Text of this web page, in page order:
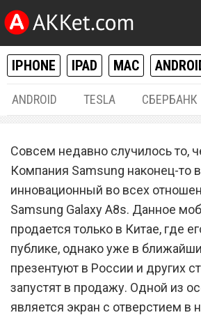
IPHONE IPAD MAC
ANDROID TESLA СБЕРБАНК
Samsung Galaxy
отверстием в
в продажу в
странах
Совсем недавно случилось то,
Компания Samsung наконец-то
инновационный во всех
Samsung Galaxy A8s. Данное
продается только в Китае, где
публике, однако уже в
презентуют в России и других
запустят в продажу. Одной из
является экран с отверстием в